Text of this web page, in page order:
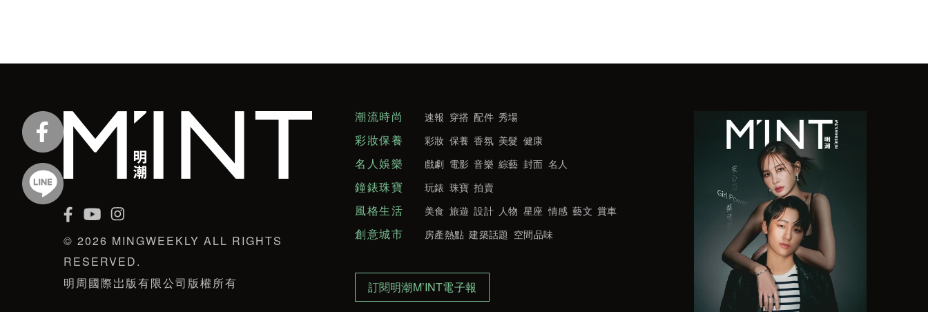
© 2026 MINGWEEKLY ALL RIGHTS
RESERVED.
明周國際岀版有限公司版權所有
潮流時尚 速報 穿搭 配件 秀場
彩妝保養 彩妝 保養 香氛 美髮 健康
名人娛樂 戲劇 電影 音樂 綜藝 封面 名人
鐘錶珠寶 玩錶 珠寶 拍賣
風格生活 美食 旅遊 設計 人物 星座 情感 藝文 賞車
創意城市 房產熱點 建築話題 空間品味
訂閱明潮M’INT電子報